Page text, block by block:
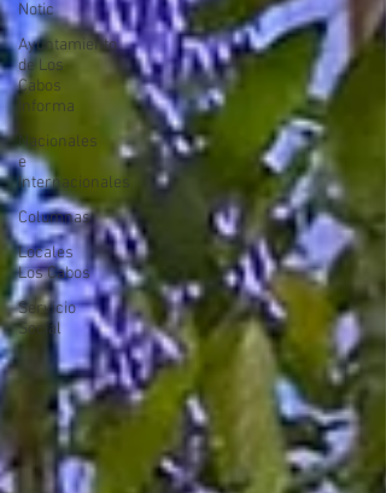
Notic
Ayuntamiento
de Los
Cabos
Informa
Nacionales
e
Internacionales
Columnas
Locales
Los Cabos
Servicio
Social